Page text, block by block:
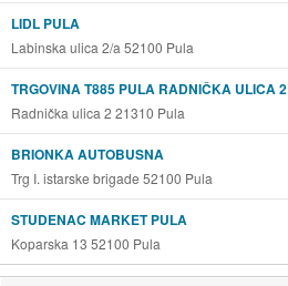
LIDL PULA
Labinska ulica 2/a 52100 Pula
TRGOVINA T885 PULA RADNIČKA ULICA 2
Radnička ulica 2 21310 Pula
BRIONKA AUTOBUSNA
Trg I. istarske brigade 52100 Pula
STUDENAC MARKET PULA
Koparska 13 52100 Pula